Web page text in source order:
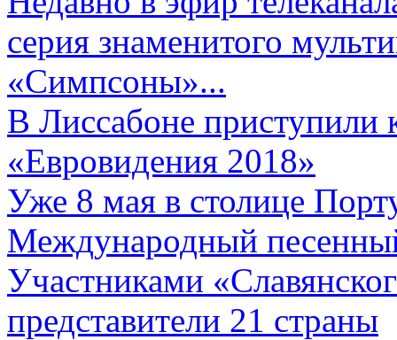
серия знаменитого
«Симпсоны»...
В Лиссабоне приступили
«Евровидения 2018»
Уже 8 мая в столице
Международный
Участниками
представители 21 страны